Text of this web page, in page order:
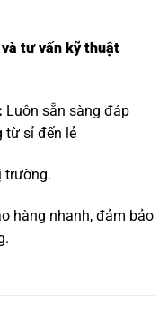
tư vấn kỹ thuật
Luôn sẵn sàng đáp
từ sỉ đến lẻ
trường.
hàng nhanh, đảm bảo